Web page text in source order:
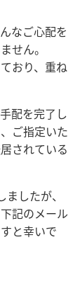
なご心配を
せん。
おり、重ね
配を完了し
ご指定いた
されている
したが、
記のメール
と幸いで